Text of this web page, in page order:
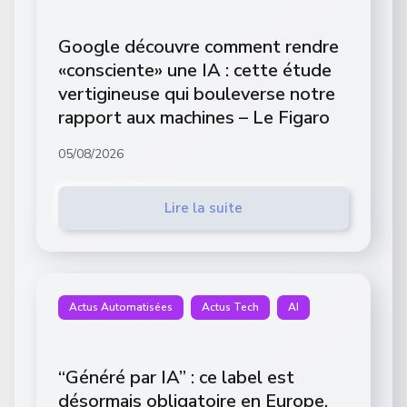
Google découvre comment rendre
«consciente» une IA : cette étude
vertigineuse qui bouleverse notre
rapport aux machines – Le Figaro
05/08/2026
Lire la suite
Actus Automatisées Actus Tech AI
“Généré par IA” : ce label est
désormais obligatoire en Europe,